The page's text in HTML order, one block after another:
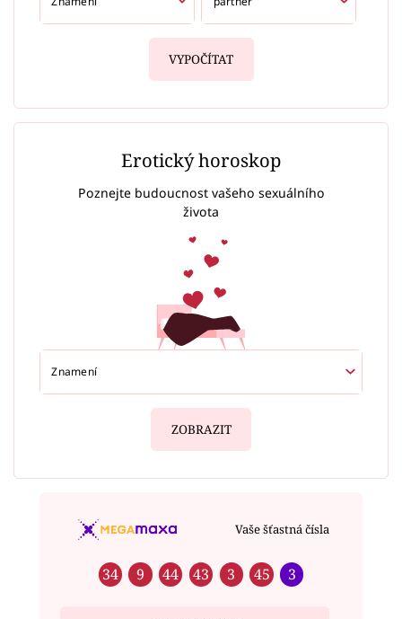
VYPOČÍTAT
Erotický horoskop
Poznejte budoucnost vašeho sexuálního
života
ZOBRAZIT
Vaše šťastná čísla
34 9 44 43 3 45 3